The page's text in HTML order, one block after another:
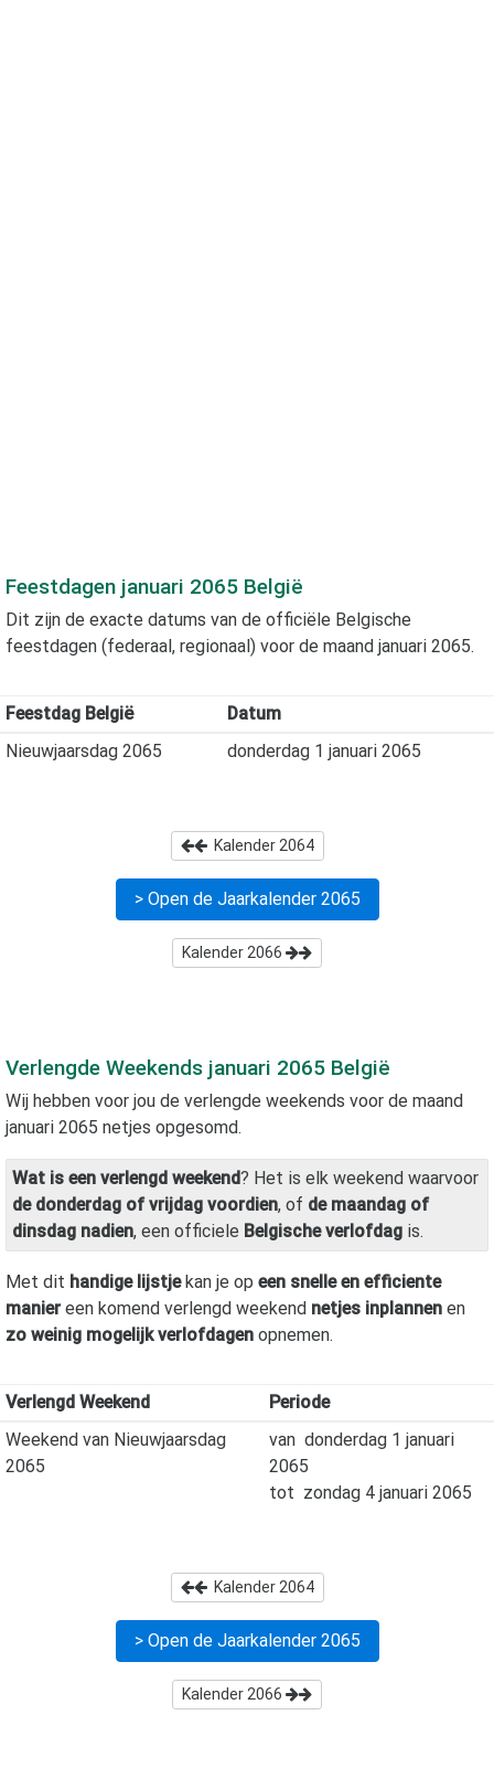
Feestdagen januari 2065 België
Dit zijn de exacte datums van de officiële Belgische
feestdagen (federaal, regionaal) voor de maand januari 2065.
Feestdag België
Datum
Nieuwjaarsdag 2065
donderdag 1 januari 2065
Kalender 2064
> Open de Jaarkalender 2065
Kalender 2066
Verlengde Weekends januari 2065 België
Wij hebben voor jou de verlengde weekends voor de maand
januari 2065 netjes opgesomd.
Wat is een verlengd weekend? Het is elk weekend waarvoor
de donderdag of vrijdag voordien, of de maandag of
dinsdag nadien, een officiele Belgische verlofdag is.
Met dit handige lijstjekan je op een snelle en efficiente
maniereen komend verlengd weekend netjes inplannen en
zo weinig mogelijk verlofdagen opnemen.
Verlengd Weekend
Periode
Weekend van Nieuwjaarsdag
2065
van donderdag 1 januari
2065
tot zondag 4 januari 2065
Kalender 2064
> Open de Jaarkalender 2065
Kalender 2066